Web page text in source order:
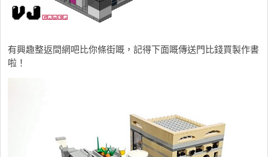
有興趣整返間網吧比你條街嘅，記得下面嘅傳送門比錢買製作書
啦！